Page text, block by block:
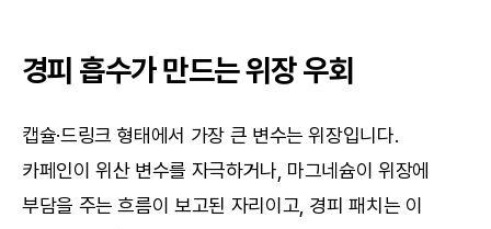
경피 흡수가 만드는 위장 우회
캡슐·드링크 형태에서 가장 큰 변수는 위장입니다.
카페인이 위산 변수를 자극하거나, 마그네슘이 위장에
부담을 주는 흐름이 보고된 자리이고, 경피 패치는 이